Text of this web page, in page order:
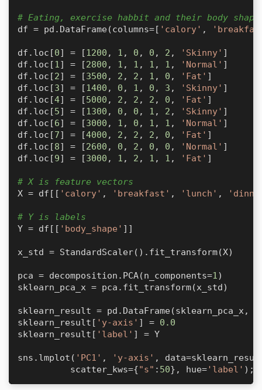
# Eating, exercise habbit and their body shape
df = pd.DataFrame(columns=[ 'calory' ,
df.loc[0] = [1200 , 1 , 0 , 0 , 2 , 'Skinny' ]
df.loc[1] = [2800 , 1 , 1 , 1 , 1 , 'Normal' ]
df.loc[2] = [3500 , 2 , 2 , 1 , 0 , 'Fat' ]
df.loc[3] = [1400 , 0 , 1 , 0 , 3 , 'Skinny' ]
df.loc[4] = [5000 , 2 , 2 , 2 , 0 , 'Fat' ]
df.loc[5] = [1300 , 0 , 0 , 1 , 2 , 'Skinny' ]
df.loc[6] = [3000 , 1 , 0 , 1 , 1 , 'Normal' ]
df.loc[7] = [4000 , 2 , 2 , 2 , 0 , 'Fat' ]
df.loc[8] = [2600 , 0 , 2 , 0 , 0 , 'Normal' ]
df.loc[9] = [3000 , 1 , 2 , 1 , 1 , 'Fat' ]
# X is feature vectors
X = df[[ 'calory' , 'breakfast' , 'lunch' ,
# Y is labels
Y = df[[ 'body_shape' ]]
x_std = StandardScaler().fit_transform(X)
pca = decomposition.PCA(n_components=1)
sklearn_pca_x = pca.fit_transform(x_std)
sklearn_result = pd.DataFrame(sklearn_pca_x,
sklearn_result[ 'y-axis' ] = 0.0
sklearn_result[ 'label' ] = Y
sns.lmplot( 'PC1' , 'y-axis' ,
          scatter_kws={
"s" : 50}, hue= 'label' );